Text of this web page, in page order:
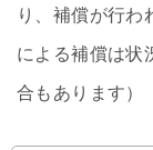
り、補償が行わ
による補償は状
合もあります）